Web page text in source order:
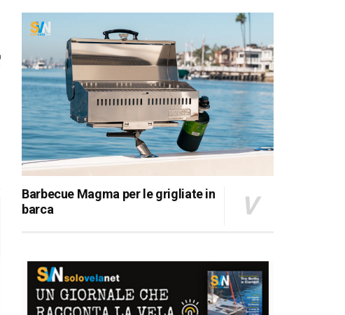
Barbecue Magma per le grigliate in
barca